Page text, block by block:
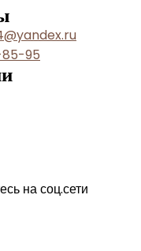
85-95
на соц.сети